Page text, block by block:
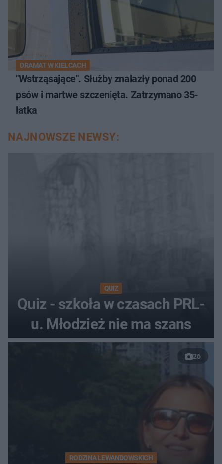
DRAMAT W KIELCACH
"Wstrząsające". Służby znalazły ponad 200
psów i martwe szczenięta. Zatrzymano 35-
latka
NAJNOWSZE NEWSY:
QUIZ
Quiz - szkoła w czasach PRL-
u. Młodzież nie ma szans
26
RODZINA LEWANDOWSKICH